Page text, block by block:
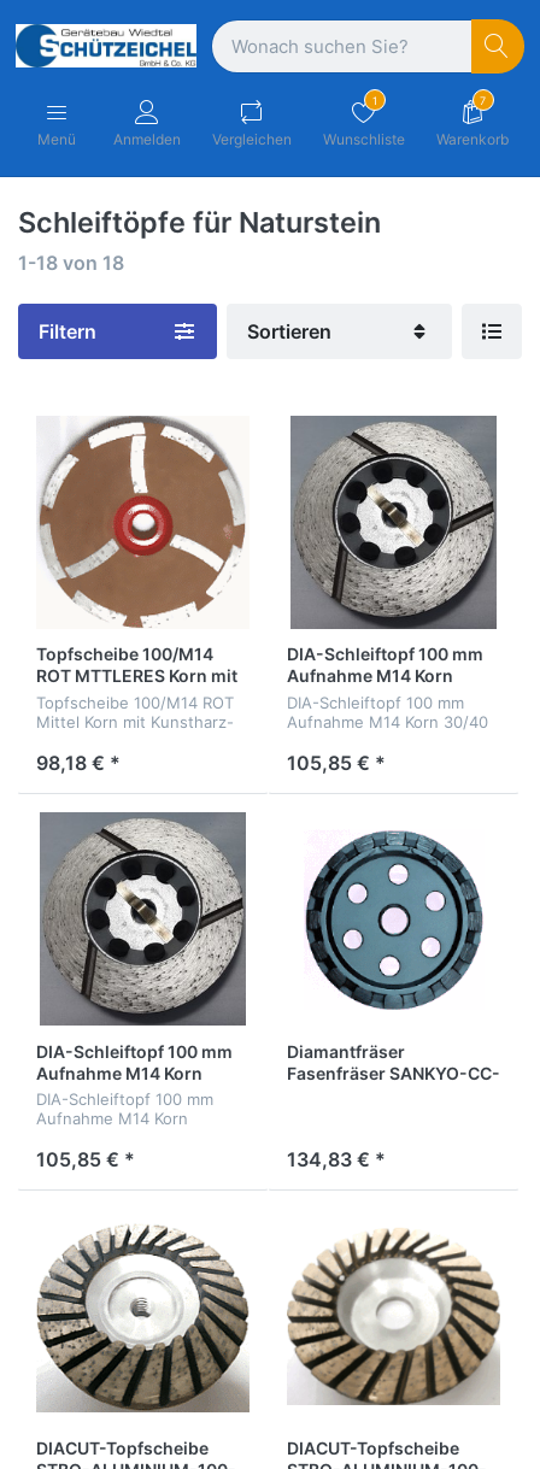
Menü Anmelden Vergleichen
1
Wunschliste
7
Warenkorb
Schleiftöpfe für Naturstein
1-18 von 18
Filtern Sortieren
Topfscheibe 100/M14
ROT MTTLERES Korn mit
Kunstharz-Ausfüllung
Topfscheibe 100/M14 ROT
Mittel Korn mit Kunstharz-
98,18 € *
DIA-Schleiftopf 100 mm
Aufnahme M14 Korn
30/40
DIA-Schleiftopf 100 mm
Aufnahme M14 Korn 30/40
105,85 € *
DIA-Schleiftopf 100 mm
Aufnahme M14 Korn
100/120
DIA-Schleiftopf 100 mm
Aufnahme M14 Korn
105,85 € *
Diamantfräser
Fasenfräser SANKYO-CC-
134,83 € *
DIACUT-Topfscheibe
DIACUT-Topfscheibe